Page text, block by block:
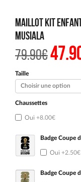
Maillot Kit Enfant
Musiala
79.90€Le
prix
était
Taille
Chaussettes
Oui +8.00€
Badge Coupe
Oui +2.50€
Badge Coupe